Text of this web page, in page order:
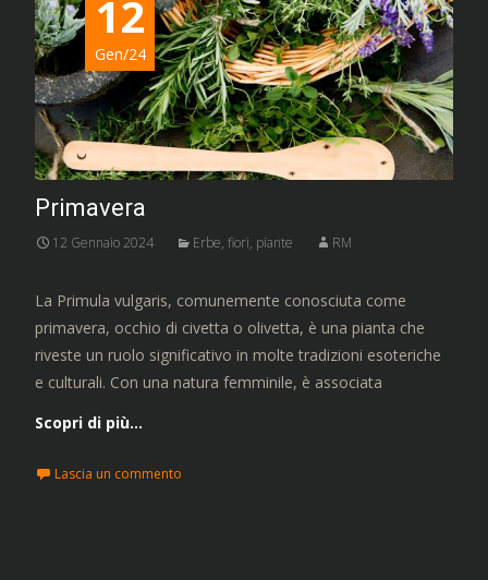
12
Gen/24
Primavera
12 Gennaio 2024 Erbe, fiori, piante RM
La Primula vulgaris, comunemente conosciuta come
primavera, occhio di civetta o olivetta, è una pianta che
riveste un ruolo significativo in molte tradizioni esoteriche
e culturali. Con una natura femminile, è associata
Scopri di più…
Lascia un commento